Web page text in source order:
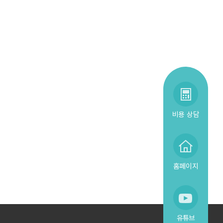
비용 상담
홈페이지
유튜브